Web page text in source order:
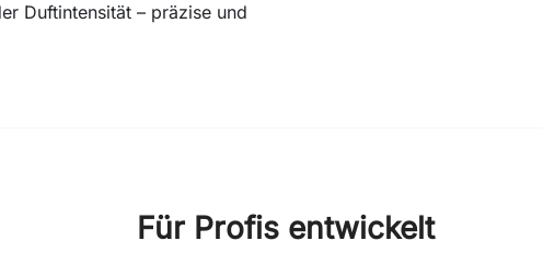
Duftintensität – präzise und
Für Profis entwickelt